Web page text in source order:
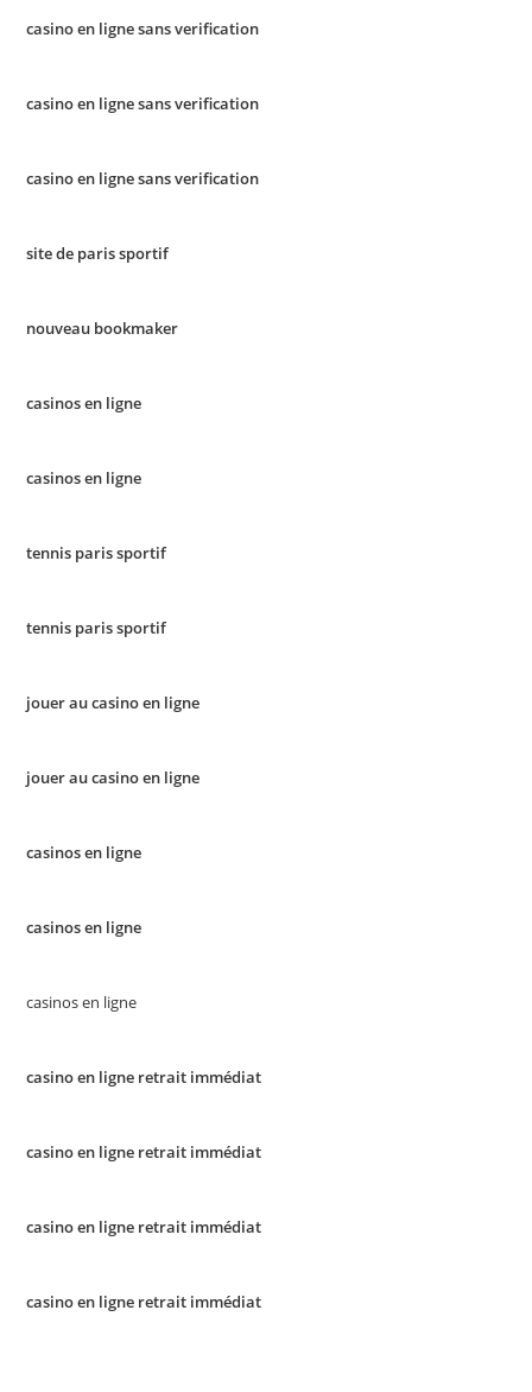
casino en ligne sans verification
casino en ligne sans verification
casino en ligne sans verification
site de paris sportif
nouveau bookmaker
casinos en ligne
casinos en ligne
tennis paris sportif
tennis paris sportif
jouer au casino en ligne
jouer au casino en ligne
casinos en ligne
casinos en ligne
casinos en ligne
casino en ligne retrait immédiat
casino en ligne retrait immédiat
casino en ligne retrait immédiat
casino en ligne retrait immédiat